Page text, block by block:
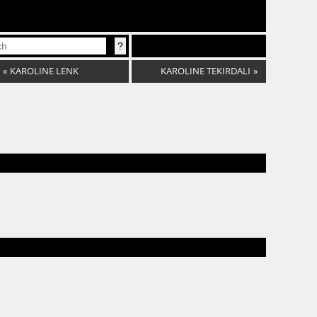
« KAROLINE LENK KAROLINE TEKIRDALI »